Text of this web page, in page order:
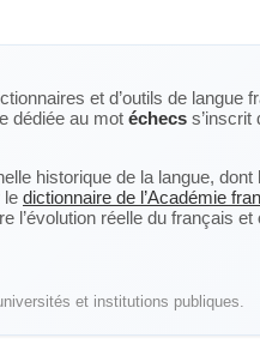
et d’outils de langue
dédiée au mot échecs s’inscrit
historique de la langue,
le dictionnaire de l’Académie
réelle du français
et institutions publiques.